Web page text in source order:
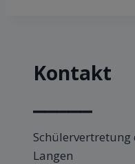
Kontakt
Schülervertretung
Langen